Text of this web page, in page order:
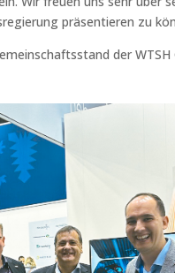
präsentieren zu
der